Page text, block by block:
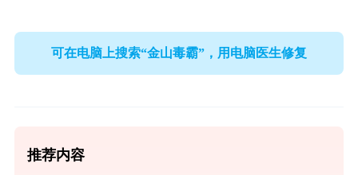
可在电脑上搜索“金山毒霸”，用电脑医生修复
推荐内容